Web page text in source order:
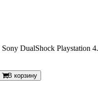
DualShock Playstation 4.
В корзину